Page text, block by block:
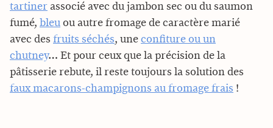
tartiner associé avec du jambon sec ou du saumon
fumé, bleu ou autre fromage de caractère marié
avec des fruits séchés, une confiture ou un
chutney… Et pour ceux que la précision de la
pâtisserie rebute, il reste toujours la solution des
faux macarons-champignons au fromage frais !